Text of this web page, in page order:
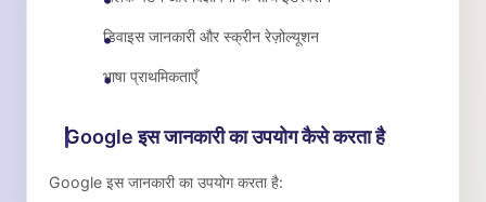
डिवाइस जानकारी और स्क्रीन रेज़ोल्यूशन
भाषा प्राथमिकताएँ
Google इस जानकारी का उपयोग कैसे करता है
Google इस जानकारी का उपयोग करता है: